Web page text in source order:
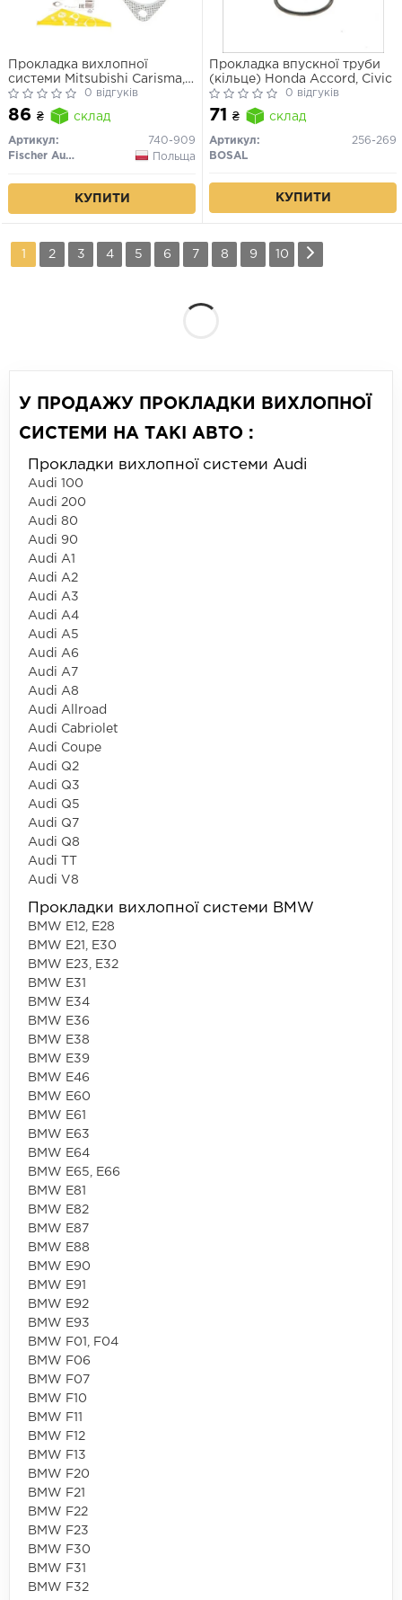
Прокладка вихлопної
системи Mitsubishi Carisma,
Galant, Pajero 00-06 /Kia
Carnival 2.9 CRDi 06-
0 відгуків
86 ₴ склад
Артикул:
740-909
Fischer Automotive One (FA1)
Польща
КУПИТИ
Прокладка впускної труби
(кільце) Honda Accord, Civic
0 відгуків
71 ₴ склад
Артикул:
256-269
BOSAL
КУПИТИ
1 2 3 4 5 6 7 8 9 10
У ПРОДАЖУ ПРОКЛАДКИ ВИХЛОПНОЇ
СИСТЕМИ НА ТАКІ АВТО :
Прокладки вихлопної системи Audi
Audi 100
Audi 200
Audi 80
Audi 90
Audi A1
Audi A2
Audi A3
Audi A4
Audi A5
Audi A6
Audi A7
Audi A8
Audi Allroad
Audi Cabriolet
Audi Coupe
Audi Q2
Audi Q3
Audi Q5
Audi Q7
Audi Q8
Audi TT
Audi V8
Прокладки вихлопної системи BMW
BMW E12, E28
BMW E21, E30
BMW E23, E32
BMW E31
BMW E34
BMW E36
BMW E38
BMW E39
BMW E46
BMW E60
BMW E61
BMW E63
BMW E64
BMW E65, E66
BMW E81
BMW E82
BMW E87
BMW E88
BMW E90
BMW E91
BMW E92
BMW E93
BMW F01, F04
BMW F06
BMW F07
BMW F10
BMW F11
BMW F12
BMW F13
BMW F20
BMW F21
BMW F22
BMW F23
BMW F30
BMW F31
BMW F32